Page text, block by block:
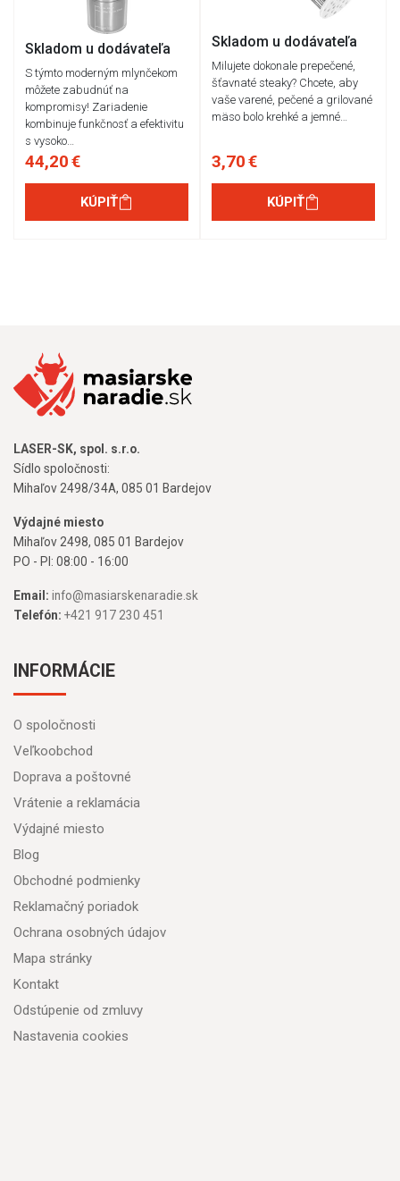
Skladom u dodávateľa
S týmto moderným mlynčekom
môžete zabudnúť na
kompromisy! Zariadenie
kombinuje funkčnosť a efektivitu
s vysoko…
44,20 €
KÚPIŤ
Skladom u dodávateľa
Milujete dokonale prepečené,
šťavnaté steaky? Chcete, aby
vaše varené, pečené a grilované
mäso bolo krehké a jemné…
3,70 €
KÚPIŤ
LASER-SK, spol. s.r.o.
Sídlo spoločnosti:
Mihaľov 2498/34A, 085 01 Bardejov
Výdajné miesto
Mihaľov 2498, 085 01 Bardejov
PO - PI: 08:00 - 16:00
Email: info@masiarskenaradie.sk
Telefón: +421 917 230 451
INFORMÁCIE
O spoločnosti
Veľkoobchod
Doprava a poštovné
Vrátenie a reklamácia
Výdajné miesto
Blog
Obchodné podmienky
Reklamačný poriadok
Ochrana osobných údajov
Mapa stránky
Kontakt
Odstúpenie od zmluvy
Nastavenia cookies